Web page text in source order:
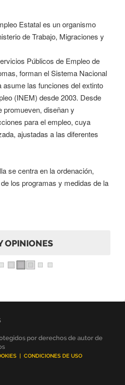
Estatal es un organismo
de Trabajo, Migraciones y
Públicos de Empleo de
forman el Sistema Nacional
las funciones del extinto
(INEM) desde 2003. Desde
promueven, diseñan y
para el empleo, cuya
ajustadas a las diferentes
se centra en la ordenación,
los programas y medidas de la
OPINIONES
por derechos de autor de
CONDICIONES DE USO